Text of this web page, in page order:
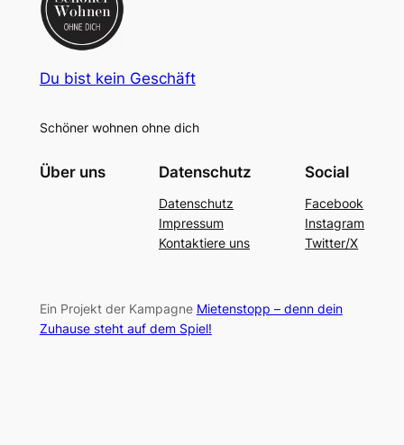
Du bist kein Geschäft
Schöner wohnen ohne dich
Über uns Datenschutz
Datenschutz
Impressum
Kontaktiere uns
Social
Facebook
Instagram
Twitter/X
Ein Projekt der Kampagne Mietenstopp – denn dein
Zuhause steht auf dem Spiel!